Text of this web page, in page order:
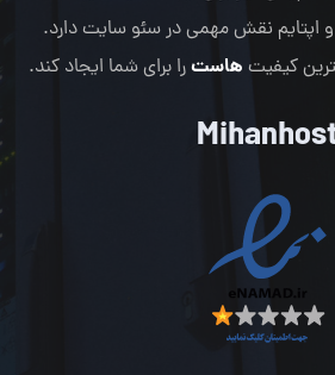
و اپتایم نقش مهمی در سئو سایت دارد.
کیفیت هاسترا برای شما ایجاد کند.